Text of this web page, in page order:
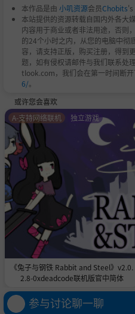
本作品是由 小叽资源会员Chobits's
本站提供的资源转载自国内外各大
内容用于商业或者非法用途，否则
的24个小时之内，从您的电脑中彻
容，请支持正版，购买注册，得到
题，如有侵权请邮件与我们联系处
tlook.com，我们会在第一时间断开
6/。
或许您会喜欢
《兔子与钢铁 Rabbit and Steel》v2.0.
2.8-0xdeadcode联机版官中简体
A-支持网络联机 独立游戏
参与讨论聊一聊